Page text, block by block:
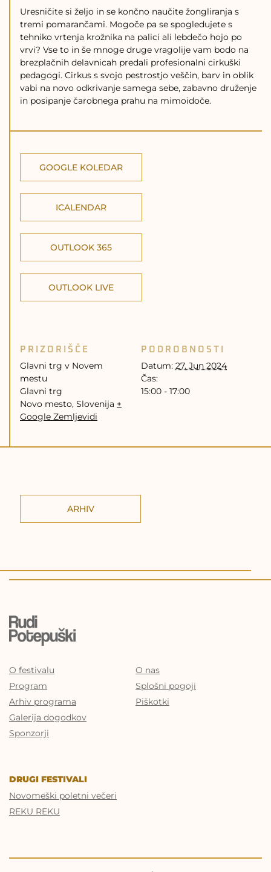
Uresničite si željo in se končno naučite žongliranja s
tremi pomarančami. Mogoče pa se spogledujete s
tehniko vrtenja krožnika na palici ali lebdečo hojo po
vrvi? Vse to in še mnoge druge vragolije vam bodo na
brezplačnih delavnicah predali profesionalni cirkuški
pedagogi. Cirkus s svojo pestrostjo veščin, barv in oblik
vabi na novo odkrivanje samega sebe, zabavno druženje
in posipanje čarobnega prahu na mimoidoče.
PODROBNOSTI
Datum: 27. Jun 2024
Čas:
15:00 - 17:00
PRIZORIŠČE
Glavni trg v Novem
mestu
Glavni trg
Novo mesto, Slovenija +
Google Zemljevidi
GOOGLE KOLEDAR
ICALENDAR
OUTLOOK 365
OUTLOOK LIVE
ARHIV
O festivalu
Program
Arhiv programa
Galerija dogodkov
Sponzorji
O nas
Splošni pogoji
Piškotki
DRUGI FESTIVALI
Novomeški poletni večeri
REKU REKU